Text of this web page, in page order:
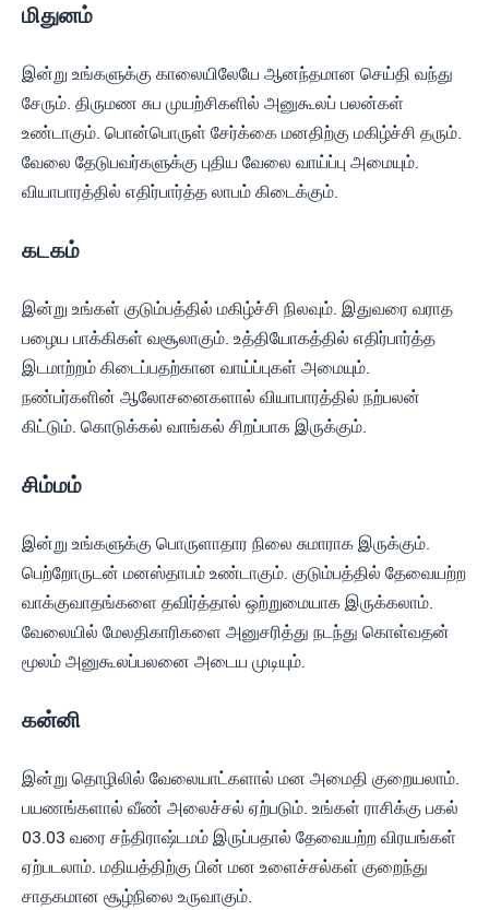
மிதுனம்
இன்று உங்களுக்கு காலையிலேயே ஆனந்தமான செய்தி வந்து
சேரும். திருமண சுப முயற்சிகளில் அனுகூலப் பலன்கள்
உண்டாகும். பொன்பொருள் சேர்க்கை மனதிற்கு மகிழ்ச்சி தரும்.
வேலை தேடுபவர்களுக்கு புதிய வேலை வாய்ப்பு அமையும்.
வியாபாரத்தில் எதிர்பார்த்த லாபம் கிடைக்கும்.
கடகம்
இன்று உங்கள் குடும்பத்தில் மகிழ்ச்சி நிலவும். இதுவரை வராத
பழைய பாக்கிகள் வசூலாகும். உத்தியோகத்தில் எதிர்பார்த்த
இடமாற்றம் கிடைப்பதற்கான வாய்ப்புகள் அமையும்.
நண்பர்களின் ஆலோசனைகளால் வியாபாரத்தில் நற்பலன்
கிட்டும். கொடுக்கல் வாங்கல் சிறப்பாக இருக்கும்.
சிம்மம்
இன்று உங்களுக்கு பொருளாதார நிலை சுமாராக இருக்கும்.
பெற்றோருடன் மனஸ்தாபம் உண்டாகும். குடும்பத்தில் தேவையற்ற
வாக்குவாதங்களை தவிர்த்தால் ஒற்றுமையாக இருக்கலாம்.
வேலையில் மேலதிகாரிகளை அனுசரித்து நடந்து கொள்வதன்
மூலம் அனுகூலப்பலனை அடைய முடியும்.
கன்னி
இன்று தொழிலில் வேலையாட்களால் மன அமைதி குறையலாம்.
பயணங்களால் வீண் அலைச்சல் ஏற்படும். உங்கள் ராசிக்கு பகல்
03.03 வரை சந்திராஷ்டமம் இருப்பதால் தேவையற்ற விரயங்கள்
ஏற்படலாம். மதியத்திற்கு பின் மன உளைச்சல்கள் குறைந்து
சாதகமான சூழ்நிலை உருவாகும்.